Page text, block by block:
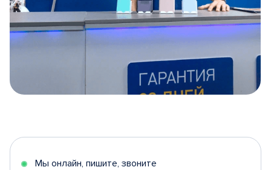
5
Мы онлайн, пишите, звоните